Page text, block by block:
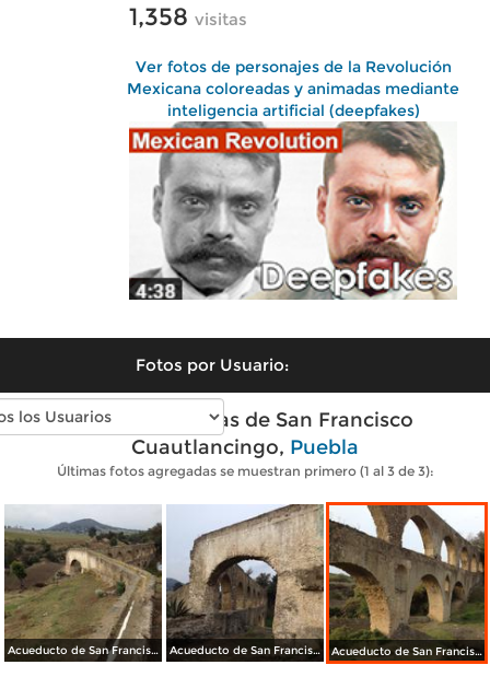
1,358 visitas
Ver fotos de personajes de la Revolución
Mexicana coloreadas y animadas mediante
inteligencia artificial (deepfakes)
Fotos por Usuario:
Fotos modernas de San Francisco
Cuautlancingo, Puebla
Últimas fotos agregadas se muestran primero (1 al 3 de 3):
Acueducto de San Francisco Cuautlancingo, Puebla. Abril/2018 Acueducto de San Francisco Cuautlancingo, Puebla. Abril/2018 Acueducto de San Francisco Cuautlancingo, Puebla. Abril/2018